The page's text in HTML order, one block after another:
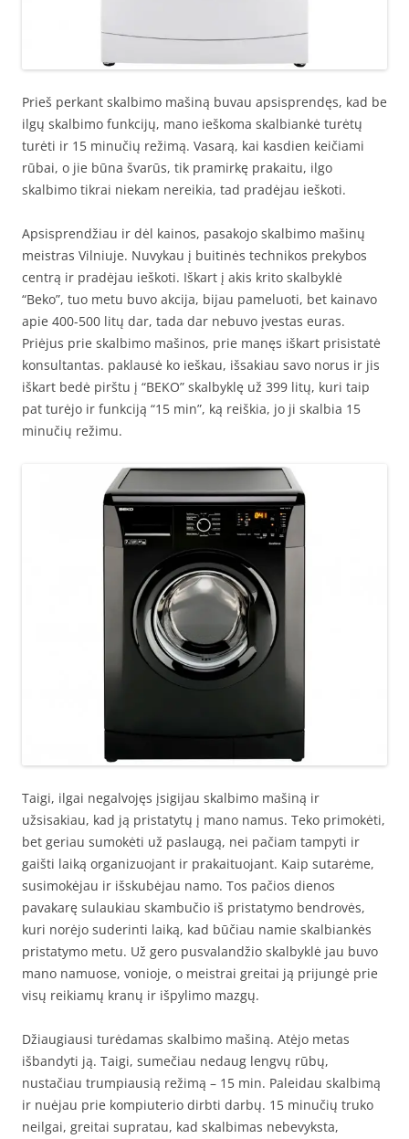
Prieš perkant skalbimo mašiną buvau apsisprendęs, kad be
ilgų skalbimo funkcijų, mano ieškoma skalbiankė turėtų
turėti ir 15 minučių režimą. Vasarą, kai kasdien keičiami
rūbai, o jie būna švarūs, tik pramirkę prakaitu, ilgo
skalbimo tikrai niekam nereikia, tad pradėjau ieškoti.
Apsisprendžiau ir dėl kainos, pasakojo skalbimo mašinų
meistras Vilniuje. Nuvykau į buitinės technikos prekybos
centrą ir pradėjau ieškoti. Iškart į akis krito skalbyklė
“Beko”, tuo metu buvo akcija, bijau pameluoti, bet kainavo
apie 400-500 litų dar, tada dar nebuvo įvestas euras.
Priėjus prie skalbimo mašinos, prie manęs iškart prisistatė
konsultantas. paklausė ko ieškau, išsakiau savo norus ir jis
iškart bedė pirštu į “BEKO” skalbyklę už 399 litų, kuri taip
pat turėjo ir funkciją “15 min”, ką reiškia, jo ji skalbia 15
minučių režimu.
Taigi, ilgai negalvojęs įsigijau skalbimo mašiną ir
užsisakiau, kad ją pristatytų į mano namus. Teko primokėti,
bet geriau sumokėti už paslaugą, nei pačiam tampyti ir
gaišti laiką organizuojant ir prakaituojant. Kaip sutarėme,
susimokėjau ir išskubėjau namo. Tos pačios dienos
pavakarę sulaukiau skambučio iš pristatymo bendrovės,
kuri norėjo suderinti laiką, kad būčiau namie skalbiankės
pristatymo metu. Už gero pusvalandžio skalbyklė jau buvo
mano namuose, vonioje, o meistrai greitai ją prijungė prie
visų reikiamų kranų ir išpylimo mazgų.
Džiaugiausi turėdamas skalbimo mašiną. Atėjo metas
išbandyti ją. Taigi, sumečiau nedaug lengvų rūbų,
nustačiau trumpiausią režimą – 15 min. Paleidau skalbimą
ir nuėjau prie kompiuterio dirbti darbų. 15 minučių truko
neilgai, greitai supratau, kad skalbimas nebevyksta,